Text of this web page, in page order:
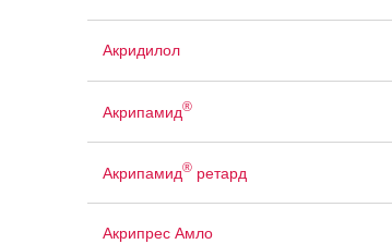
Акридилол
Акрипамид®
Акрипамид®ретард
Акрипрес Амло